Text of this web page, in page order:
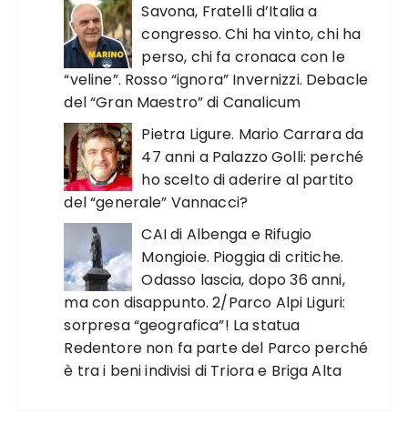
Savona, Fratelli d’Italia a
congresso. Chi ha vinto, chi ha
perso, chi fa cronaca con le
“veline”. Rosso “ignora” Invernizzi. Debacle
del “Gran Maestro” di Canalicum
Pietra Ligure. Mario Carrara da
47 anni a Palazzo Golli: perché
ho scelto di aderire al partito
del “generale” Vannacci?
CAI di Albenga e Rifugio
Mongioie. Pioggia di critiche.
Odasso lascia, dopo 36 anni,
ma con disappunto. 2/Parco Alpi Liguri:
sorpresa “geografica”! La statua
Redentore non fa parte del Parco perché
è tra i beni indivisi di Triora e Briga Alta